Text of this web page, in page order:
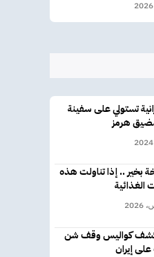
تستولي على سفينة
هرمز
بخير .. إذا تناولت هذه
الغذائية
كواليس وقف شن
إيران